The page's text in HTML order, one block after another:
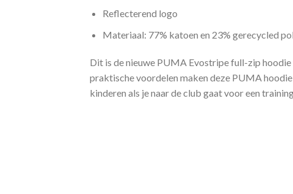
Reflecterend logo
Materiaal: 77% katoen en 23% gerecycled
Dit is de nieuwe PUMA Evostripe full-zip
praktische voordelen maken deze PUMA
kinderen als je naar de club gaat voor een